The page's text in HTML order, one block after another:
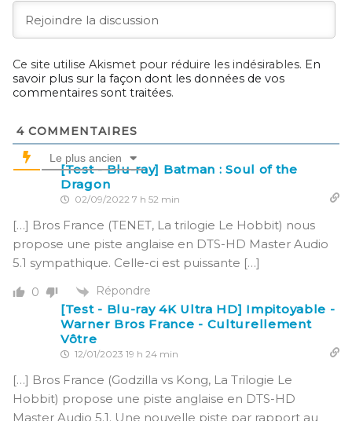
Ce site utilise Akismet pour réduire les indésirables. En
savoir plus sur la façon dont les données de vos
commentaires sont traitées.
4 COMMENTAIRES
Le plus ancien
[Test - Blu-ray] Batman : Soul of the
Dragon
02/09/2022 7 h 52 min
[…] Bros France (TENET, La trilogie Le Hobbit) nous
propose une piste anglaise en DTS-HD Master Audio
5.1 sympathique. Celle-ci est puissante […]
0 Répondre
[Test - Blu-ray 4K Ultra HD] Impitoyable -
Warner Bros France - Culturellement
Vôtre
12/01/2023 19 h 24 min
[…] Bros France (Godzilla vs Kong, La Trilogie Le
Hobbit) propose une piste anglaise en DTS-HD
Master Audio 5.1. Une nouvelle piste par rapport au